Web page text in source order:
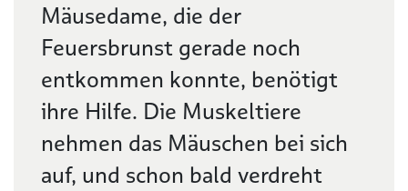
Mäusedame, die der
Feuersbrunst gerade noch
entkommen konnte, benötigt
ihre Hilfe. Die Muskeltiere
nehmen das Mäuschen bei sich
auf, und schon bald verdreht